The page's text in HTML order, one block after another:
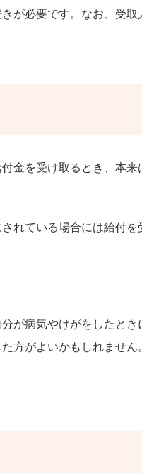
が必要です。なお、受取
金を受け取るとき、本来
れている場合には給付を
が病気やけがをしたとき
方がよいかもしれません